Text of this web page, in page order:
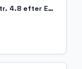
ID Gevindbøs M6-Ø10x35 mm Matr. 4.8 efter EN ISO 13918